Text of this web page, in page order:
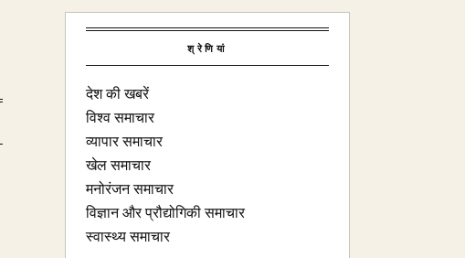
श्रेणियां
देश की खबरें
विश्व समाचार
व्यापार समाचार
खेल समाचार
मनोरंजन समाचार
विज्ञान और प्रौद्योगिकी समाचार
स्वास्थ्य समाचार